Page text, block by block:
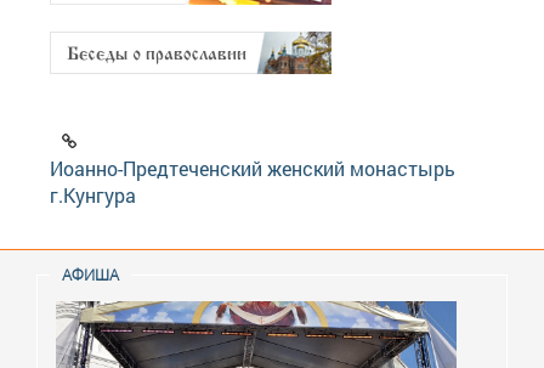
Иоанно-Предтеченский женский монастырь
г.Кунгура
АФИША